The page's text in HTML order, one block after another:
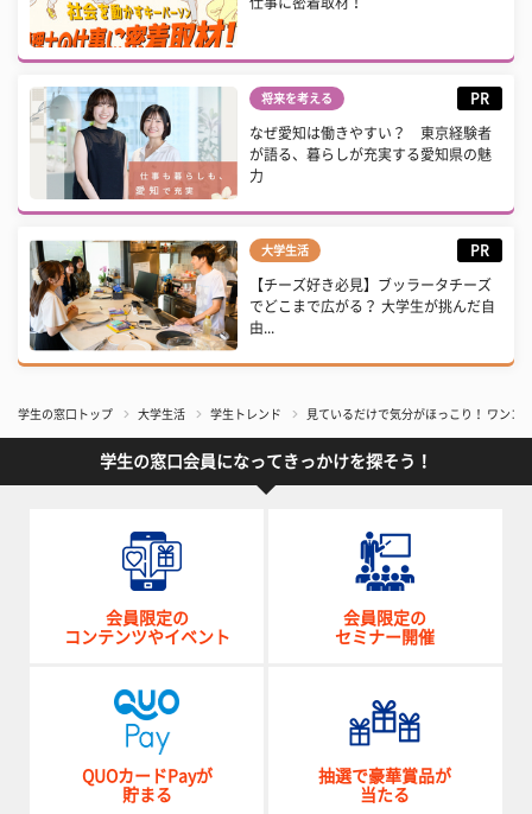
将来を考える PR
なぜ愛知は働きやすい？ 東京経験者
が語る、暮らしが充実する愛知県の魅
力
大学生活 PR
【チーズ好き必見】ブッラータチーズ
でどこまで広がる？ 大学生が挑んだ自
由...
学生の窓口トップ 大学生活 学生トレンド 見ているだけで気分がほっこり！ ワンコ
学生の窓口会員になってきっかけを探そう！
会員限定の
コンテンツやイベント
会員限定の
セミナー開催
QUOカードPayが
貯まる
抽選で豪華賞品が
当たる